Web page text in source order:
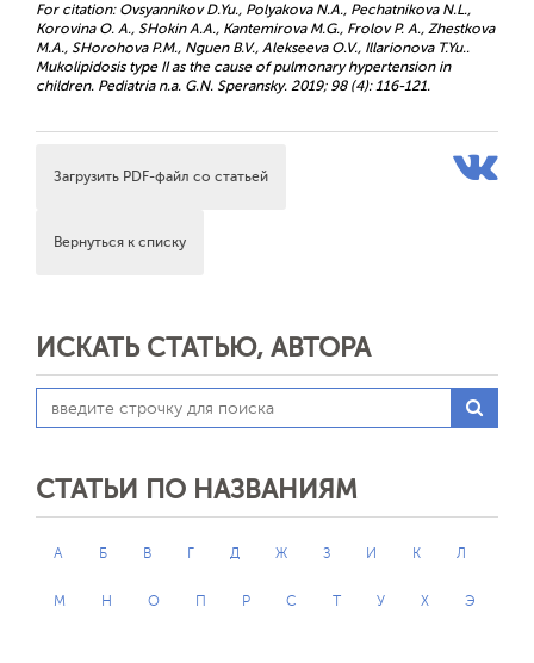
For citation: Ovsyannikov D.Yu., Polyakova N.A., Pechatnikova N.L.,
Korovina O. A., SHokin A.A., Kantemirova M.G., Frolov P. A., Zhestkova
M.A., SHorohova P.M., Nguen B.V., Alekseeva O.V., Illarionova T.Yu..
Mukolipidosis type II as the cause of pulmonary hypertension in
children. Pediatria n.a. G.N. Speransky. 2019; 98 (4): 116-121.
Загрузить PDF-файл со статьей
Вернуться к списку
ИСКАТЬ СТАТЬЮ, АВТОРА
СТАТЬИ ПО НАЗВАНИЯМ
А Б В Г Д Ж З И К Л
М Н О П Р С Т У Х Э